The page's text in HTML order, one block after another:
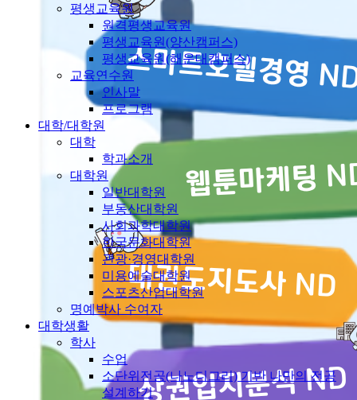
평생교육원
원격평생교육원
평생교육원(양산캠퍼스)
평생교육원(해운대캠퍼스)
교육연수원
인사말
프로그램
대학/대학원
대학
학과소개
대학원
일반대학원
부동산대학원
사회과학대학원
한국문화대학원
관광·경영대학원
미용예술대학원
스포츠산업대학원
명예박사 수여자
대학생활
학사
수업
소단위전공(나노디그리) 기반 나만의 전공
설계하기